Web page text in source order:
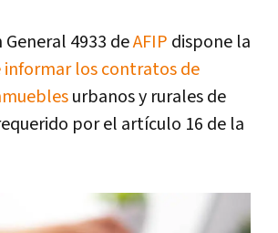
General 4933 deAFIP dispone la
los contratos de
urbanos y rurales de
por el artículo 16 de la